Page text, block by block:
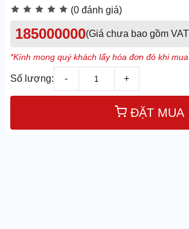
(0 đánh giá)
185000000(Giá chưa bao gồm
*Kính mong quý khách lấy hóa đơn đỏ khi
Số lượng: - +
ĐẶT MUA